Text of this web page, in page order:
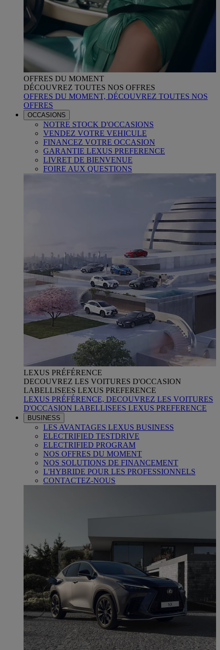
OFFRES DU MOMENT
DÉCOUVREZ TOUTES NOS OFFRES
OFFRES DU MOMENT, DÉCOUVREZ TOUTES NOS
OFFRES
OCCASIONS
NOTRE STOCK D'OCCASIONS
VENDEZ VOTRE VEHICULE
FINANCEZ VOTRE OCCASION
GARANTIE LEXUS PREFERENCE
LIVRET DE BIENVENUE
FOIRE AUX QUESTIONS
LEXUS PRÉFÉRENCE
DECOUVREZ LES VOITURES D'OCCASION
LABELLISEES LEXUS PREFERENCE
LEXUS PRÉFÉRENCE, DECOUVREZ LES VOITURES
D'OCCASION LABELLISEES LEXUS PREFERENCE
BUSINESS
LES AVANTAGES LEXUS BUSINESS
ELECTRIFIED TESTDRIVE
ELECTRIFIED PROGRAM
NOS OFFRES DU MOMENT
NOS SOLUTIONS DE FINANCEMENT
L'HYBRIDE POUR LES PROFESSIONNELS
CONTACTEZ-NOUS